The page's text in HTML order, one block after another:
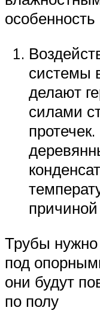
системы
делают
силами
Трубы нужно
под
они будут
по полу